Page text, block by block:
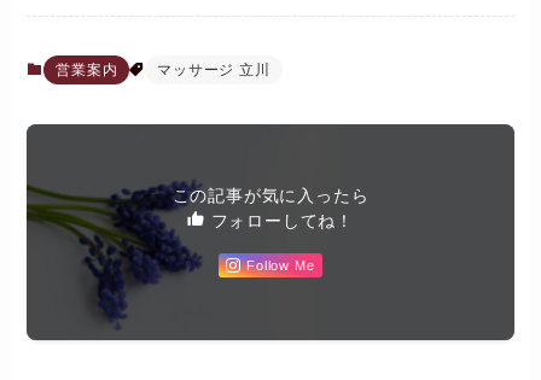
営業案内 マッサージ 立川
この記事が気に入ったら
フォローしてね！
Follow Me